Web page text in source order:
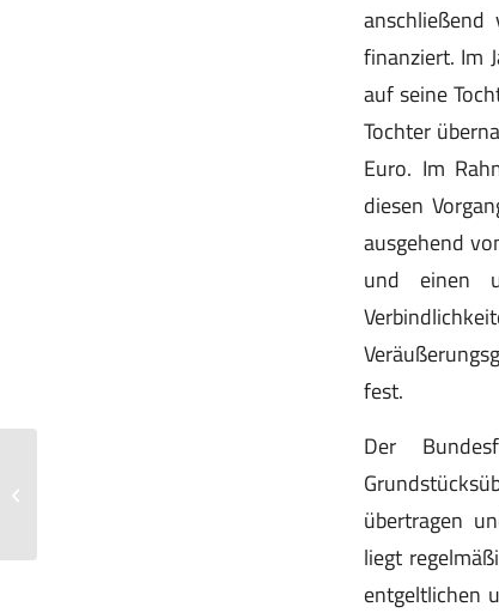
finanziert. Im
auf seine
Tochter
Euro. Im
diesen
ausgehend
und einen
fest.
Der
übertragen
liegt
entgeltlichen